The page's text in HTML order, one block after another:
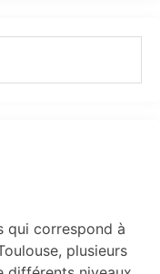
qui correspond à
plusieurs